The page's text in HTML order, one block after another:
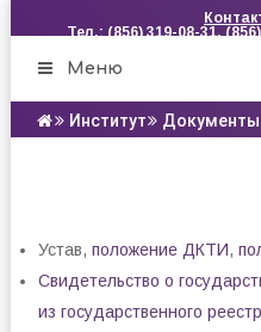
Тел.: (856) 319-08-31,
Меню
Институт Документы
Устав, положение ДКТИ,
Свидетельство о
из государственного